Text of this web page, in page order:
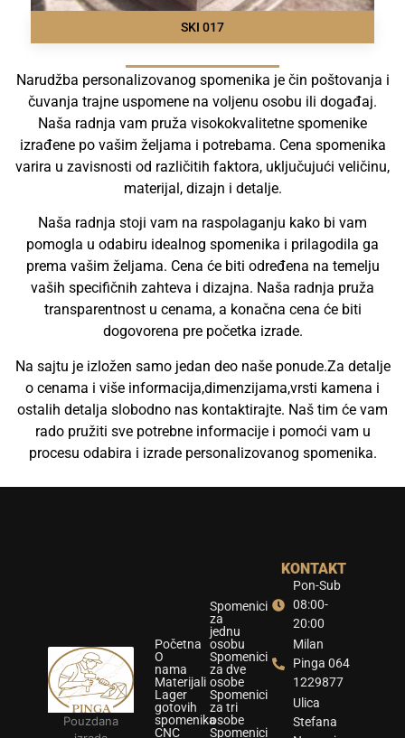
SKI 017
Narudžba personalizovanog spomenika je čin poštovanja i
čuvanja trajne uspomene na voljenu osobu ili događaj.
Naša radnja vam pruža visokokvalitetne spomenike
izrađene po vašim željama i potrebama. Cena spomenika
varira u zavisnosti od različitih faktora, uključujući veličinu,
materijal, dizajn i detalje.
Naša radnja stoji vam na raspolaganju kako bi vam
pomogla u odabiru idealnog spomenika i prilagodila ga
prema vašim željama. Cena će biti određena na temelju
vaših specifičnih zahteva i dizajna. Naša radnja pruža
transparentnost u cenama, a konačna cena će biti
dogovorena pre početka izrade.
Na sajtu je izložen samo jedan deo naše ponude.Za detalje
o cenama i više informacija,dimenzijama,vrsti kamena i
ostalih detalja slobodno nas kontaktirajte. Naš tim će vam
rado pružiti sve potrebne informacije i pomoći vam u
procesu odabira i izrade personalizovanog spomenika.
Pouzdana
Početna
O
nama
Materijali
Lager
gotovih
spomenika
CNC
Spomenici
za
jednu
osobu
Spomenici
za dve
osobe
Spomenici
za tri
osobe
Spomenici
KONTAKT
Pon-Sub
08:00-
20:00
Milan
Pinga 064
1229877
Ulica
Stefana